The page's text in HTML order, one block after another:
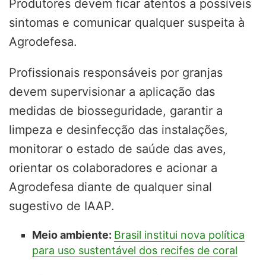
Produtores devem ficar atentos a possíveis
sintomas e comunicar qualquer suspeita à
Agrodefesa.
Profissionais responsáveis por granjas
devem supervisionar a aplicação das
medidas de biosseguridade, garantir a
limpeza e desinfecção das instalações,
monitorar o estado de saúde das aves,
orientar os colaboradores e acionar a
Agrodefesa diante de qualquer sinal
sugestivo de IAAP.
Meio ambiente: Brasil institui nova política
para uso sustentável dos recifes de coral